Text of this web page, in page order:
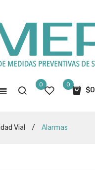
0 0
$0
hay productos en el carro de
Vial / Alarmas